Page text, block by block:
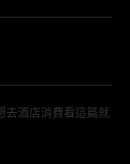
去酒店消費看這篇就